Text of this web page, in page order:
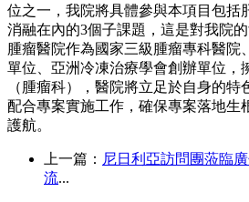
位之一，我院將具體參與本項目包括
消融在內的3個子課題，這是對我院
腫瘤醫院作為國家三級腫瘤專科醫院
單位、亞洲冷凍治療學會創辦單位，
（腫瘤科），醫院將立足於自身的特
配合專案實施工作，確保專案落地生
護航。
上一篇： 尼日利亞訪問團蒞臨
流...